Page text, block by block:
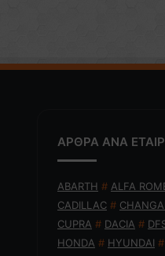
ΑΡΘΡΑ ΑΝΑ
ABARTH # ALFA
CADILLAC #
CUPRA # DACIA #
HONDA # HYUNDAI #